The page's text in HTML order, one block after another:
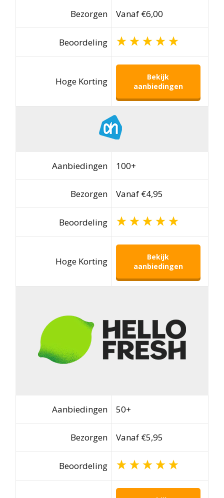
Bezorgen Vanaf €6,00
Beoordeling
Hoge Korting
Bekijk
aanbiedingen
Aanbiedingen 100+
Bezorgen Vanaf €4,95
Beoordeling
Hoge Korting
Bekijk
aanbiedingen
Aanbiedingen 50+
Bezorgen Vanaf €5,95
Beoordeling